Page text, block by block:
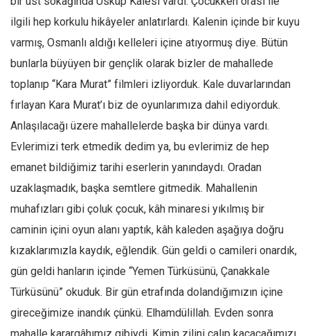
ilgili hep korkulu hikâyeler anlatırlardı. Kalenin içinde bir kuyu
varmış, Osmanlı aldığı kelleleri içine atıyormuş diye. Bütün
bunlarla büyüyen bir gençlik olarak bizler de mahallede
toplanıp “Kara Murat” filmleri izliyorduk. Kale duvarlarından
fırlayan Kara Murat’ı biz de oyunlarımıza dahil ediyorduk.
Anlaşılacağı üzere mahallelerde başka bir dünya vardı.
Evlerimizi terk etmedik dedim ya, bu evlerimiz de hep
emanet bildiğimiz tarihi eserlerin yanındaydı. Oradan
uzaklaşmadık, başka semtlere gitmedik. Mahallenin
muhafızları gibi çoluk çocuk, kâh minaresi yıkılmış bir
caminin içini oyun alanı yaptık, kâh kaleden aşağıya doğru
kızaklarımızla kaydık, eğlendik. Gün geldi o camileri onardık,
gün geldi hanların içinde “Yemen Türküsünü, Çanakkale
Türküsünü” okuduk. Bir gün etrafında dolandığımızın içine
gireceğimize inandık çünkü. Elhamdülillah. Evden sonra